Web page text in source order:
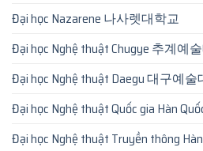
Đại học Nazarene 나사렛대학교
Đại học Nghệ thuật Chugye 추계예
Đại học Nghệ thuật Daegu 대구예
Đại học Nghệ thuật Quốc gia Hàn
Đại học Nghệ thuật Truyền thông